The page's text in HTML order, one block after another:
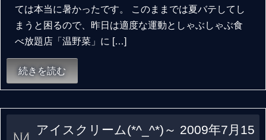
ては本当に暑かったです。 このままでは夏バテしてし
まうと困るので、昨日は適度な運動としゃぶしゃぶ食
べ放題店「温野菜」に […]
続きを読む
アイスクリーム(*^_^*)～ 2009年7月15